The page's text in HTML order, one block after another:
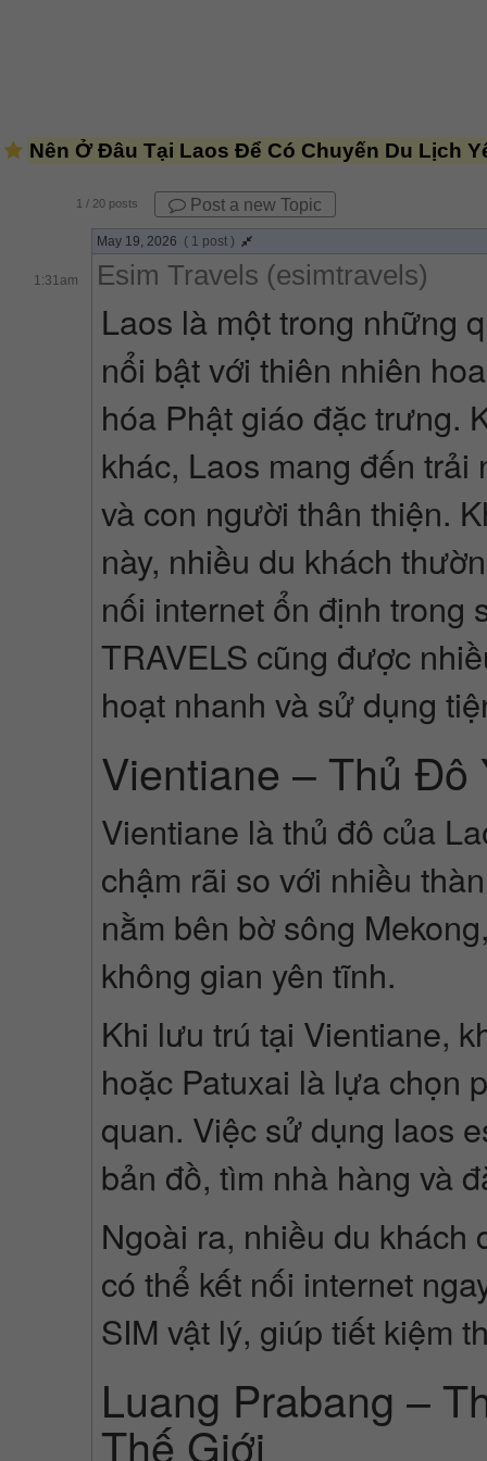
Nên Ở Đâu Tại Laos Để Có Chuyến Du Lịch
1 / 20 posts Post a new Topic
May 19, 2026 ( 1 post )
1:31am Esim Travels (esimtravels)
Laos là một trong những
nổi bật với thiên nhiên
hóa Phật giáo đặc trưng.
khác, Laos mang đến
và con người thân thiện.
này, nhiều du khách
nối internet ổn định trong
TRAVELS cũng được
hoạt nhanh và sử dụng
Vientiane – Thủ Đô
Vientiane là thủ đô của
chậm rãi so với nhiều
nằm bên bờ sông
không gian yên tĩnh.
Khi lưu trú tại Vientiane,
hoặc Patuxai là lựa chọn
quan. Việc sử dụng laos
bản đồ, tìm nhà hàng và
Ngoài ra, nhiều du khách
có thể kết nối internet
SIM vật lý, giúp tiết kiệm
Luang Prabang –
Thế Giới